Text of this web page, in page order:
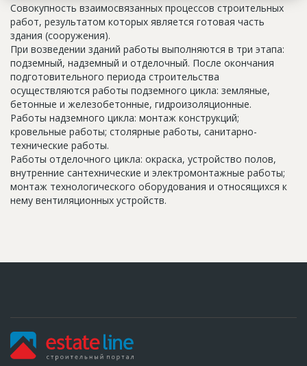
Совокупность взаимосвязанных процессов строительных
работ, результатом которых является готовая часть
здания (сооружения).
При возведении зданий работы выполняются в три этапа:
подземный, надземный и отделочный. После окончания
подготовительного периода строительства
осуществляются работы подземного цикла: земляные,
бетонные и железобетонные, гидроизоляционные.
Работы надземного цикла: монтаж конструкций;
кровельные работы; столярные работы, санитарно-
технические работы.
Работы отделочного цикла: окраска, устройство полов,
внутренние сантехнические и электромонтажные работы;
монтаж технологического оборудования и относящихся к
нему вентиляционных устройств.